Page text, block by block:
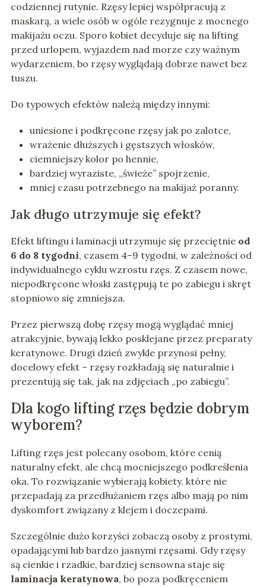
codziennej rutynie. Rzęsy lepiej współpracują z
maskarą, a wiele osób w ogóle rezygnuje z mocnego
makijażu oczu. Sporo kobiet decyduje się na lifting
przed urlopem, wyjazdem nad morze czy ważnym
wydarzeniem, bo rzęsy wyglądają dobrze nawet bez
tuszu.
Do typowych efektów należą między innymi:
uniesione i podkręcone rzęsy jak po zalotce,
wrażenie dłuższych i gęstszych włosków,
ciemniejszy kolor po hennie,
bardziej wyraziste, „świeże” spojrzenie,
mniej czasu potrzebnego na makijaż poranny.
Jak długo utrzymuje się efekt?
Efekt liftingu i laminacji utrzymuje się przeciętnie od
6 do 8 tygodni, czasem 4–9 tygodni, w zależności od
indywidualnego cyklu wzrostu rzęs. Z czasem nowe,
niepodkręcone włoski zastępują te po zabiegu i skręt
stopniowo się zmniejsza.
Przez pierwszą dobę rzęsy mogą wyglądać mniej
atrakcyjnie, bywają lekko posklejane przez preparaty
keratynowe. Drugi dzień zwykle przynosi pełny,
docelowy efekt – rzęsy rozkładają się naturalnie i
prezentują się tak, jak na zdjęciach „po zabiegu”.
Dla kogo lifting rzęs będzie dobrym
wyborem?
Lifting rzęs jest polecany osobom, które cenią
naturalny efekt, ale chcą mocniejszego podkreślenia
oka. To rozwiązanie wybierają kobiety, które nie
przepadają za przedłużaniem rzęs albo mają po nim
dyskomfort związany z klejem i doczepami.
Szczególnie dużo korzyści zobaczą osoby z prostymi,
opadającymi lub bardzo jasnymi rzęsami. Gdy rzęsy
są cienkie i rzadkie, bardziej sensowna staje się
laminacja keratynowa, bo poza podkręceniem